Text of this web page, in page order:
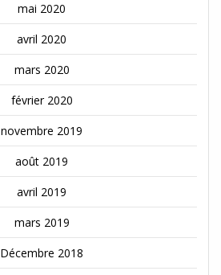
mai 2020
avril 2020
mars 2020
février 2020
novembre 2019
août 2019
avril 2019
mars 2019
Décembre 2018